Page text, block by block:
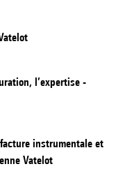
l’expertise -
instrumentale et
Vatelot